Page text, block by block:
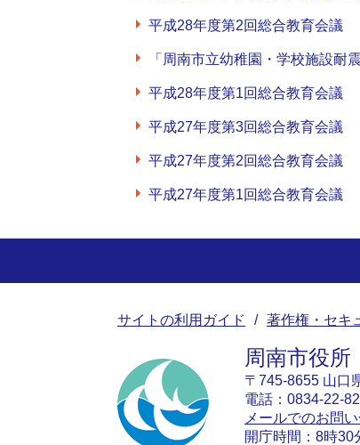
平成28年度第2回総合教育会議
「周南市立幼稚園・学校施設耐
平成28年度第1回総合教育会議
平成27年度第3回総合教育会議
平成27年度第2回総合教育会議
平成27年度第1回総合教育会議
サイトの利用ガイド 著作権・セキ
周南市役所
〒745-8655 山口
電話：0834-22-
メールでのお問
開庁時間：8時30